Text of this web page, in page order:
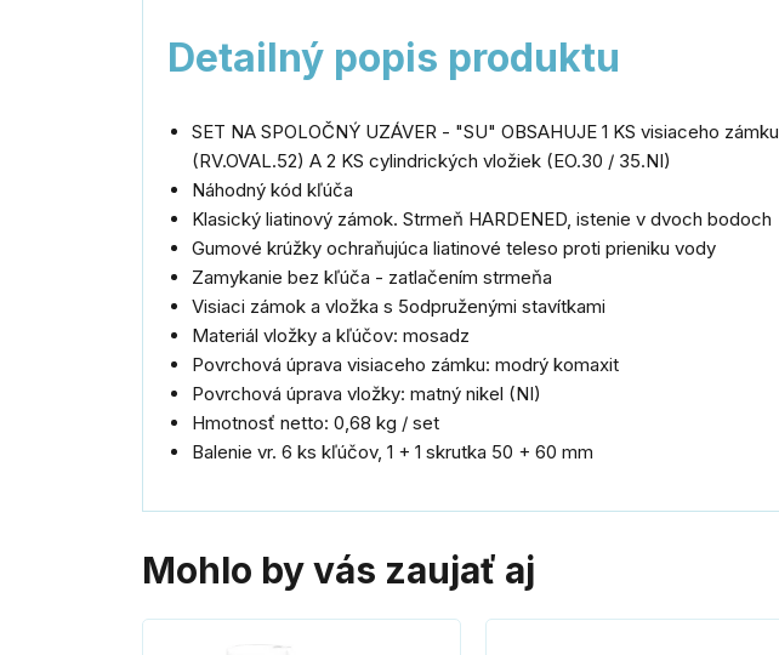
Detailný popis produktu
SET NA SPOLOČNÝ UZÁVER - "SU" OBSAHUJE 1 KS visiaceho zámku
(RV.OVAL.52) A 2 KS cylindrických vložiek (EO.30 / 35.NI)
Náhodný kód kľúča
Klasický liatinový zámok. Strmeň HARDENED, istenie v dvoch bodoch
Gumové krúžky ochraňujúca liatinové teleso proti prieniku vody
Zamykanie bez kľúča - zatlačením strmeňa
Visiaci zámok a vložka s 5odpruženými stavítkami
Materiál vložky a kľúčov: mosadz
Povrchová úprava visiaceho zámku: modrý komaxit
Povrchová úprava vložky: matný nikel (NI)
Hmotnosť netto: 0,68 kg / set
Balenie vr. 6 ks kľúčov, 1 + 1 skrutka 50 + 60 mm
Mohlo by vás zaujať aj